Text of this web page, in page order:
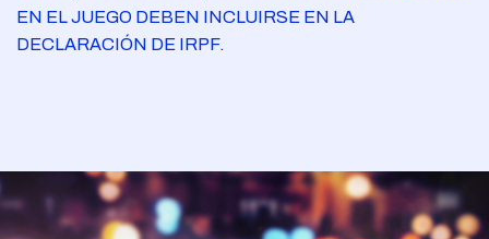
EN EL JUEGO DEBEN INCLUIRSE EN LA
DECLARACIÓN DE IRPF.